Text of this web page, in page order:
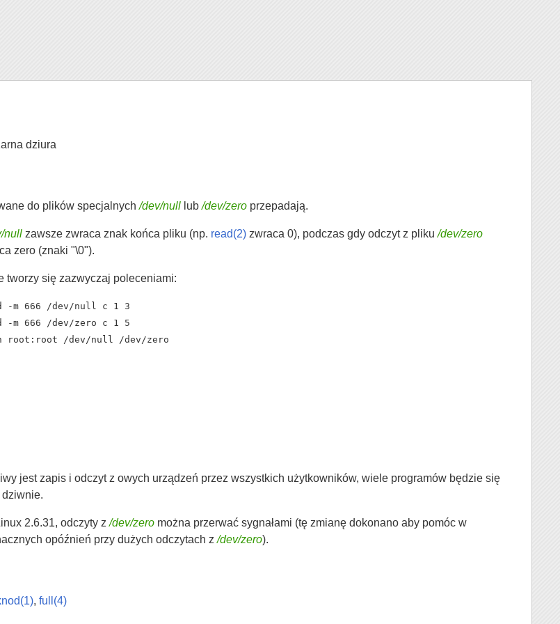
dziura
do plików specjalnych/dev/null lub/dev/zero przepadają.
null zawsze zwraca znak końca pliku (np. read(2) zwraca 0), podczas gdy odczyt z pliku/dev/zero
zero (znaki "\0").
tworzy się zazwyczaj poleceniami:
-m 666 /dev/null c 1 3
-m 666 /dev/zero c 1 5
root:root /dev/null /dev/zero
jest zapis i odczyt z owych urządzeń przez wszystkich użytkowników, wiele programów będzie się
2.6.31, odczyty z/dev/zero można przerwać sygnałami (tę zmianę dokonano aby pomóc w
opóźnień przy dużych odczytach z/dev/zero).
,full(4)